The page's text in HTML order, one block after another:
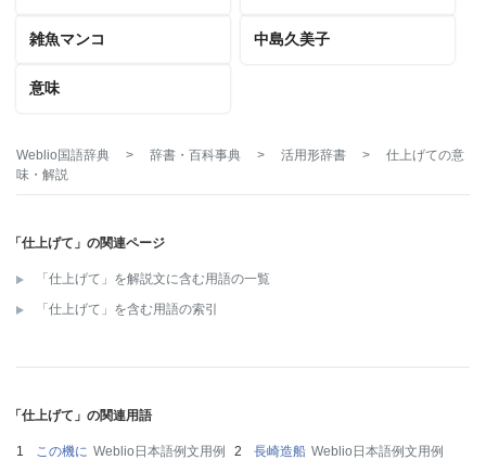
雑魚マンコ 中島久美子
意味
Weblio国語辞典 > 辞書・百科事典 > 活用形辞書 > 仕上げての意
味・解説
「仕上げて」の関連ページ
「仕上げて」を解説文に含む用語の一覧
「仕上げて」を含む用語の索引
「仕上げて」の関連用語
この機に Weblio日本語例文用例
長崎造船 Weblio日本語例文用例